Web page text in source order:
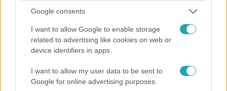
Google consents
I want to allow Google to enable storage
related to advertising like cookies on web or
device identifiers in apps.
I want to allow my user data to be sent to
Google for online advertising purposes.
Véget ért a Citadella 6 éves felújítása – az
átadáson Orbán Viktor az országot fenyegető
A turisták előtt lezárták a környéket, amíg a
miniszterelnök ott volt, de a független sajtó sem